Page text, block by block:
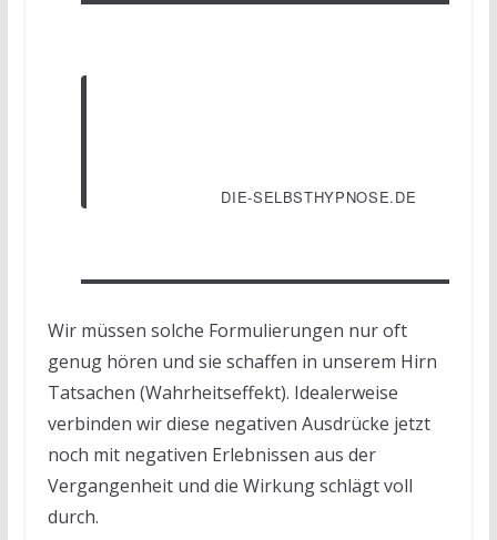
DIE-SELBSTHYPNOSE.DE
Wir müssen solche Formulierungen nur oft
genug hören und sie schaffen in unserem Hirn
Tatsachen (Wahrheitseffekt). Idealerweise
verbinden wir diese negativen Ausdrücke jetzt
noch mit negativen Erlebnissen aus der
Vergangenheit und die Wirkung schlägt voll
durch.